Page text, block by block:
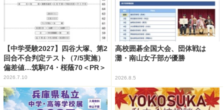
【中学受験2027】四谷大塚、第2
回合不合判定テスト（7/5実施）
偏差値…筑駒74・桜蔭70＜PR＞
2026.7.10
高校囲碁全国大会、団体戦は
灘・南山女子部が優勝
2026.8.5